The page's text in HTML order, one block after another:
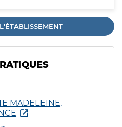
MADELEINE,